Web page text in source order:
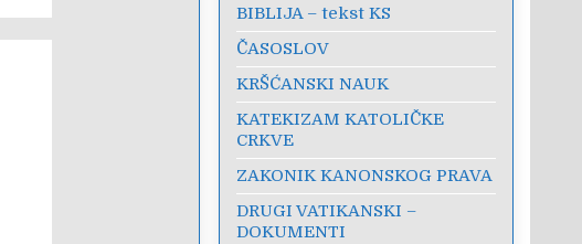
BIBLIJA – tekst KS
ČASOSLOV
KRŠĆANSKI NAUK
KATEKIZAM KATOLIČKE
CRKVE
ZAKONIK KANONSKOG PRAVA
DRUGI VATIKANSKI –
DOKUMENTI